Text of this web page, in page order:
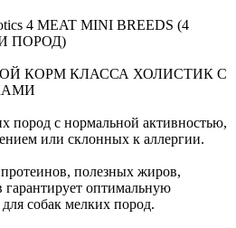
4 MEAT MINI BREEDS (4
ПОРОД)
КОРМ КЛАССА ХОЛИСТИК С
пород с нормальной активностью,
или склонных к аллергии.
полезных жиров,
оптимальную
собак мелких пород.